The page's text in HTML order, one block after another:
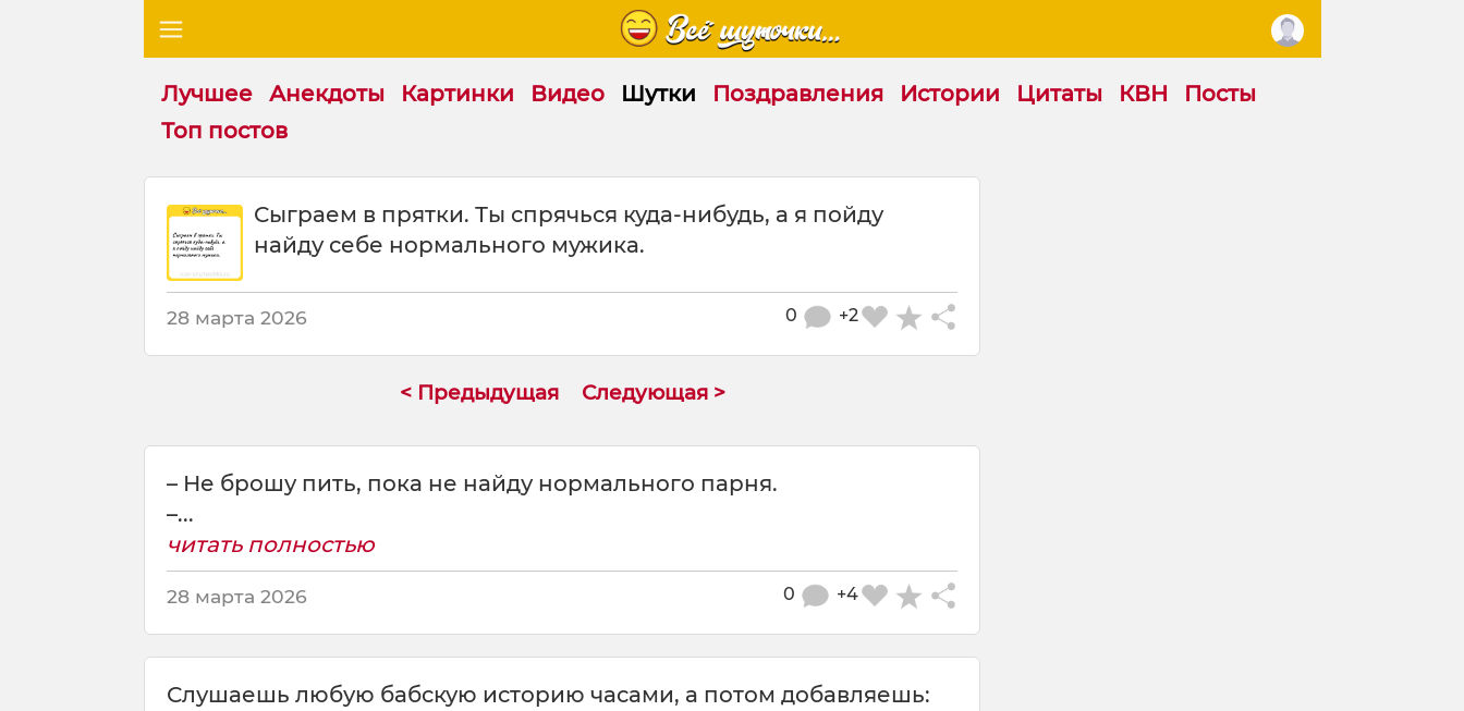
Лучшее Анекдоты Картинки Видео Шутки Поздравления Истории Цитаты КВН
Посты
Топ постов
к
и
Сыграем в прятки. Ты спрячься куда-нибудь, а я пойду
найду себе нормального мужика.
28 марта 2026 +2
0
< Предыдущая Следующая >
– Не брошу пить, пока не найду нормального парня.
–...
читать полностью
28 марта 2026 +4
0
Слушаешь любую бабскую историю часами, а потом добавляешь: